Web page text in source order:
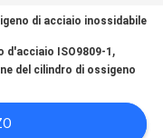
di acciaio inossidabile
d'acciaio ISO9809-1 ,
del cilindro di ossigeno